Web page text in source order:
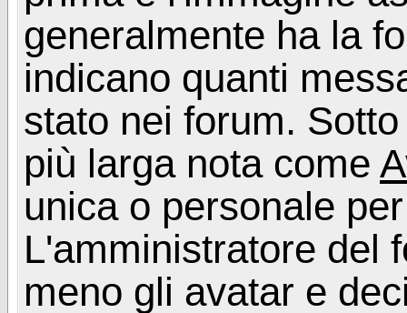
generalmente ha la
indicano quanti
stato nei forum.
più larga nota come
unica o personale
L'amministratore del
meno gli avatar e